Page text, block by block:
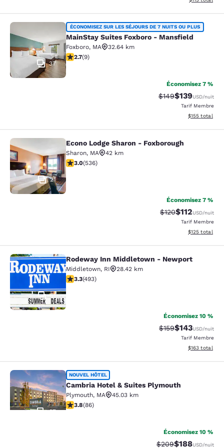
MainStay Suites Foxboro -
37
ÉCONOMISEZ SUR LES SÉJOURS DE 7 NUITS OU PLUS
MainStay Suites Foxboro - Mansfield
Foxboro, MA
32.64 km
2.67 étoiles. Moyen. 9 commentaires
2.7(9)
Économisez 7 %
Tarif barré :
$149Tarif réduit :
$139USD/nuit
Tarif Membre
Afficher les
$155 total
Econo Lodge Sharon - Foxborough
21
Econo Lodge Sharon - Foxborough
Sharon, MA
42 km
3.01 étoiles. Moyen. 536 commentaires
3.0(536)
Économisez 7 %
Tarif barré :
$120Tarif réduit :
$112USD/nuit
Tarif Membre
Afficher les
$125 total
Rodeway Inn Middletown -
51
Rodeway Inn Middletown - Newport
Middletown, RI
28.42 km
3.26 étoiles. Bien. 493 commentaires
3.3(493)
Économisez 10 %
Tarif barré :
$159Tarif réduit :
$143USD/nuit
Tarif Membre
Afficher les
$163 total
Cambria Hotel & Suites Plymouth
67
NOUVEL HÔTEL
Cambria Hotel & Suites Plymouth
Plymouth, MA
45.03 km
3.8 étoiles. Bien. 86 commentaires
3.8(86)
Économisez 10 %
Tarif barré :
$209Tarif réduit :
$188USD/nuit